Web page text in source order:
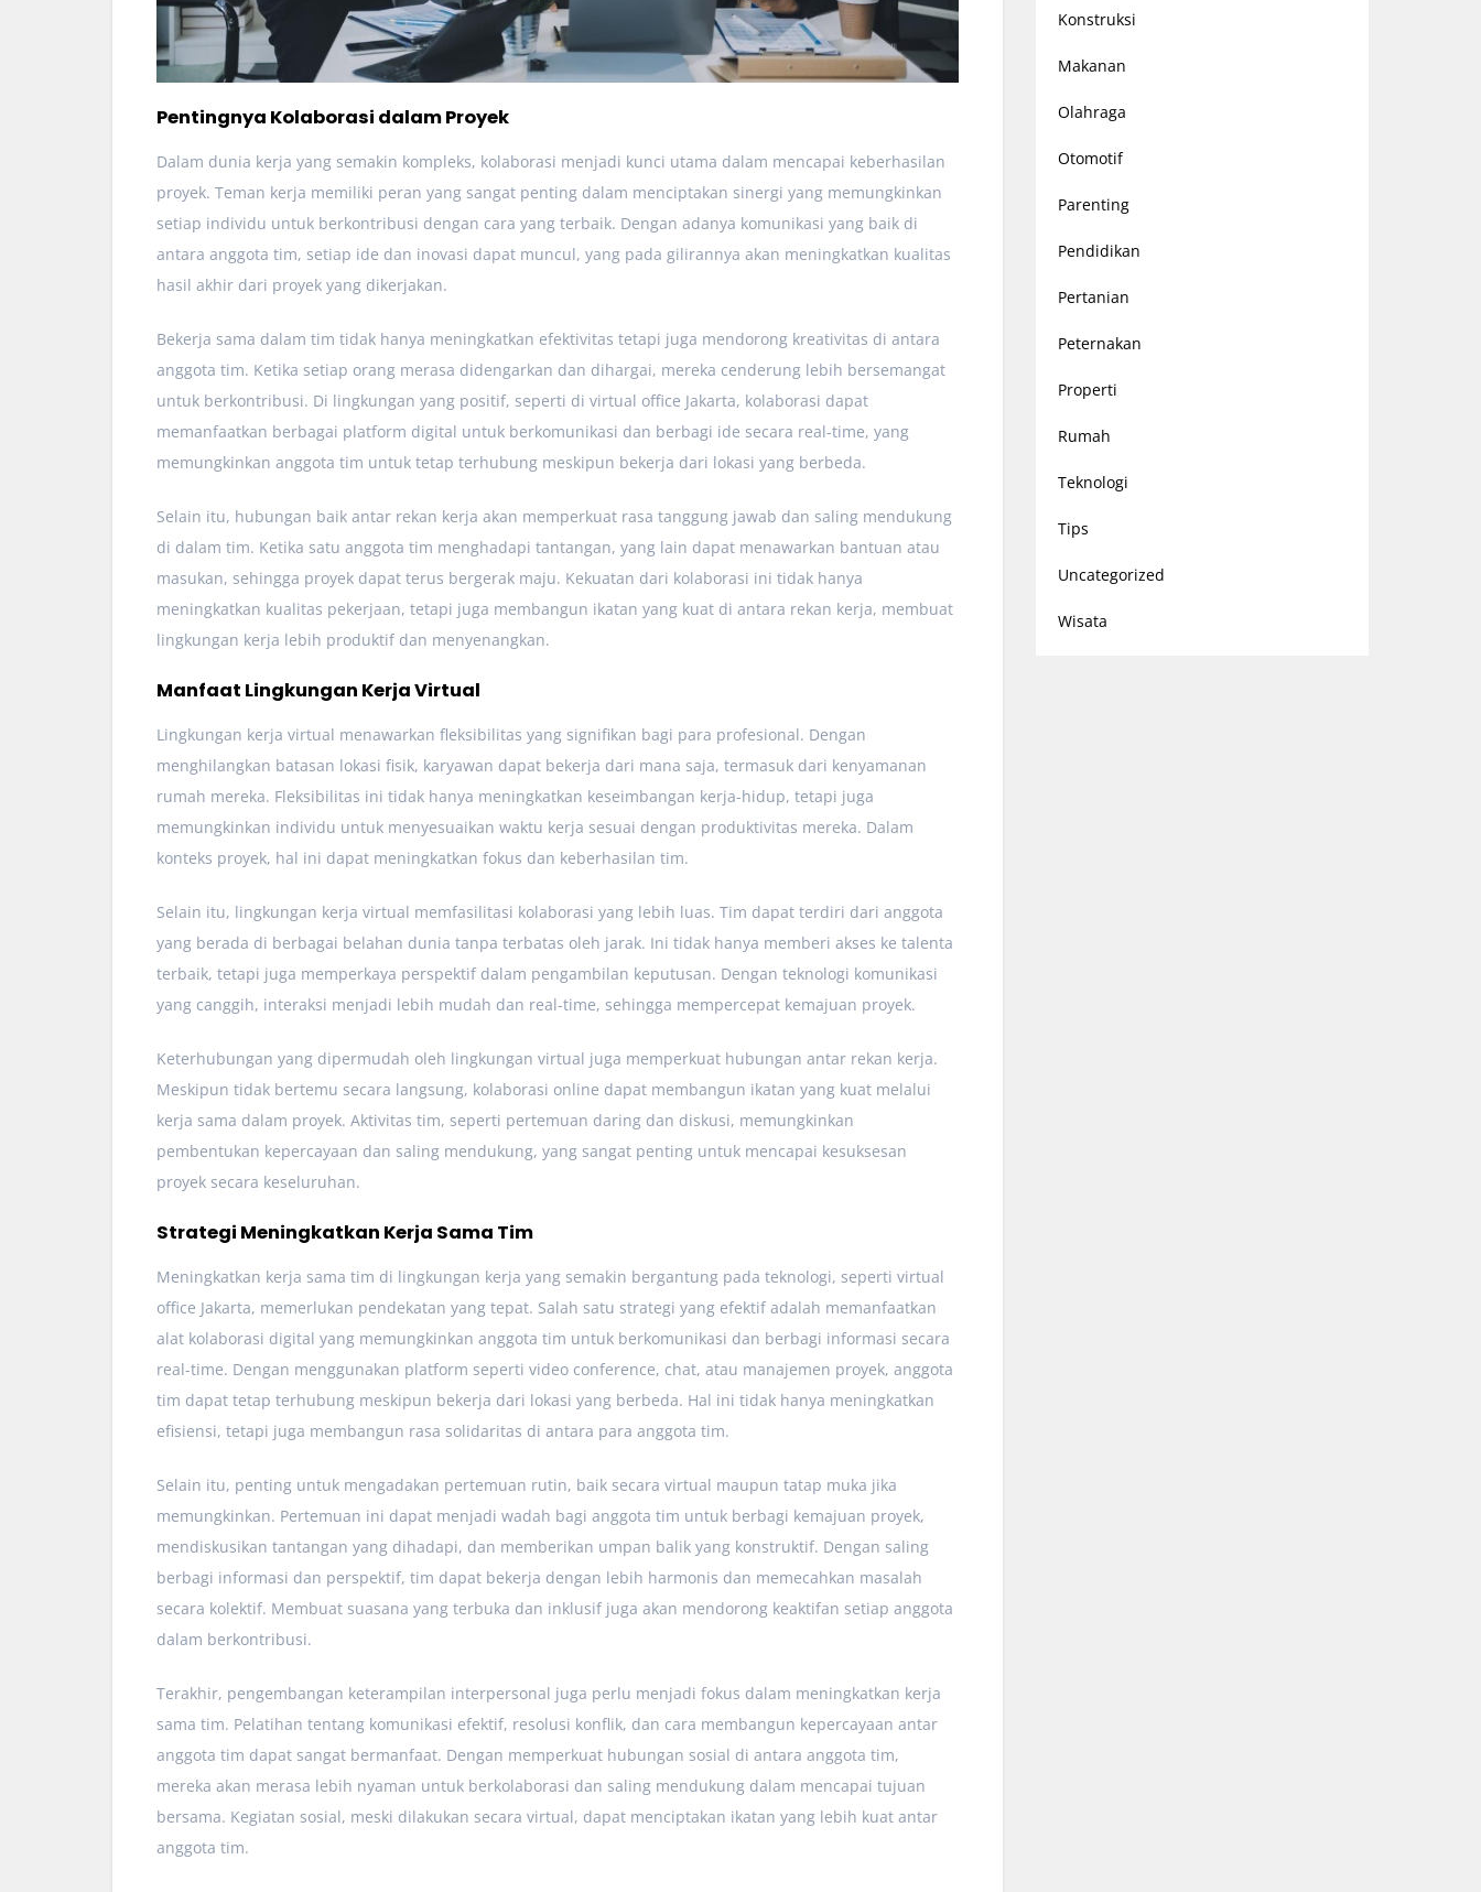
Pentingnya Kolaborasi dalam Proyek
Dalam dunia kerja yang semakin kompleks, kolaborasi menjadi kunci utama dalam mencapai keberhasilan
proyek. Teman kerja memiliki peran yang sangat penting dalam menciptakan sinergi yang memungkinkan
setiap individu untuk berkontribusi dengan cara yang terbaik. Dengan adanya komunikasi yang baik di
antara anggota tim, setiap ide dan inovasi dapat muncul, yang pada gilirannya akan meningkatkan kualitas
hasil akhir dari proyek yang dikerjakan.
Bekerja sama dalam tim tidak hanya meningkatkan efektivitas tetapi juga mendorong kreativitas di antara
anggota tim. Ketika setiap orang merasa didengarkan dan dihargai, mereka cenderung lebih bersemangat
untuk berkontribusi. Di lingkungan yang positif, seperti di virtual office Jakarta, kolaborasi dapat
memanfaatkan berbagai platform digital untuk berkomunikasi dan berbagi ide secara real-time, yang
memungkinkan anggota tim untuk tetap terhubung meskipun bekerja dari lokasi yang berbeda.
Selain itu, hubungan baik antar rekan kerja akan memperkuat rasa tanggung jawab dan saling mendukung
di dalam tim. Ketika satu anggota tim menghadapi tantangan, yang lain dapat menawarkan bantuan atau
masukan, sehingga proyek dapat terus bergerak maju. Kekuatan dari kolaborasi ini tidak hanya
meningkatkan kualitas pekerjaan, tetapi juga membangun ikatan yang kuat di antara rekan kerja, membuat
lingkungan kerja lebih produktif dan menyenangkan.
Manfaat Lingkungan Kerja Virtual
Lingkungan kerja virtual menawarkan fleksibilitas yang signifikan bagi para profesional. Dengan
menghilangkan batasan lokasi fisik, karyawan dapat bekerja dari mana saja, termasuk dari kenyamanan
rumah mereka. Fleksibilitas ini tidak hanya meningkatkan keseimbangan kerja-hidup, tetapi juga
memungkinkan individu untuk menyesuaikan waktu kerja sesuai dengan produktivitas mereka. Dalam
konteks proyek, hal ini dapat meningkatkan fokus dan keberhasilan tim.
Selain itu, lingkungan kerja virtual memfasilitasi kolaborasi yang lebih luas. Tim dapat terdiri dari anggota
yang berada di berbagai belahan dunia tanpa terbatas oleh jarak. Ini tidak hanya memberi akses ke talenta
terbaik, tetapi juga memperkaya perspektif dalam pengambilan keputusan. Dengan teknologi komunikasi
yang canggih, interaksi menjadi lebih mudah dan real-time, sehingga mempercepat kemajuan proyek.
Keterhubungan yang dipermudah oleh lingkungan virtual juga memperkuat hubungan antar rekan kerja.
Meskipun tidak bertemu secara langsung, kolaborasi online dapat membangun ikatan yang kuat melalui
kerja sama dalam proyek. Aktivitas tim, seperti pertemuan daring dan diskusi, memungkinkan
pembentukan kepercayaan dan saling mendukung, yang sangat penting untuk mencapai kesuksesan
proyek secara keseluruhan.
Strategi Meningkatkan Kerja Sama Tim
Meningkatkan kerja sama tim di lingkungan kerja yang semakin bergantung pada teknologi, seperti virtual
office Jakarta, memerlukan pendekatan yang tepat. Salah satu strategi yang efektif adalah memanfaatkan
alat kolaborasi digital yang memungkinkan anggota tim untuk berkomunikasi dan berbagi informasi secara
real-time. Dengan menggunakan platform seperti video conference, chat, atau manajemen proyek, anggota
tim dapat tetap terhubung meskipun bekerja dari lokasi yang berbeda. Hal ini tidak hanya meningkatkan
efisiensi, tetapi juga membangun rasa solidaritas di antara para anggota tim.
Selain itu, penting untuk mengadakan pertemuan rutin, baik secara virtual maupun tatap muka jika
memungkinkan. Pertemuan ini dapat menjadi wadah bagi anggota tim untuk berbagi kemajuan proyek,
mendiskusikan tantangan yang dihadapi, dan memberikan umpan balik yang konstruktif. Dengan saling
berbagi informasi dan perspektif, tim dapat bekerja dengan lebih harmonis dan memecahkan masalah
secara kolektif. Membuat suasana yang terbuka dan inklusif juga akan mendorong keaktifan setiap anggota
dalam berkontribusi.
Terakhir, pengembangan keterampilan interpersonal juga perlu menjadi fokus dalam meningkatkan kerja
sama tim. Pelatihan tentang komunikasi efektif, resolusi konflik, dan cara membangun kepercayaan antar
anggota tim dapat sangat bermanfaat. Dengan memperkuat hubungan sosial di antara anggota tim,
mereka akan merasa lebih nyaman untuk berkolaborasi dan saling mendukung dalam mencapai tujuan
bersama. Kegiatan sosial, meski dilakukan secara virtual, dapat menciptakan ikatan yang lebih kuat antar
anggota tim.
Konstruksi
Makanan
Olahraga
Otomotif
Parenting
Pendidikan
Pertanian
Peternakan
Properti
Rumah
Teknologi
Tips
Uncategorized
Wisata